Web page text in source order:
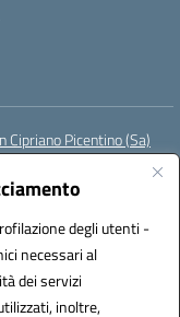
degli utenti -
necessari al
dei servizi
inoltre,
Picentino (Sa)
istsc_saic87700c